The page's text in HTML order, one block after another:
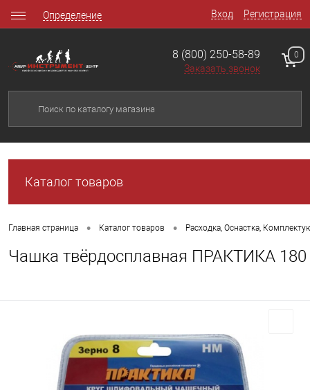
Вход Регистрация
Определение
8 (800) 250-58-89
Заказать звонок
0
Каталог товаров
Главная страница • Каталог товаров • Расходка, Оснастка,
Чашка твёрдосплавная ПРАКТИКА